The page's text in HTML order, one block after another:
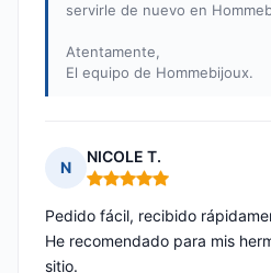
servirle de nuevo en
Atentamente,
El equipo de Hommebijoux.
N
NICOLE T.
Nota: 5 de 5
Pedido fácil, recibido
He recomendado para mis
sitio.